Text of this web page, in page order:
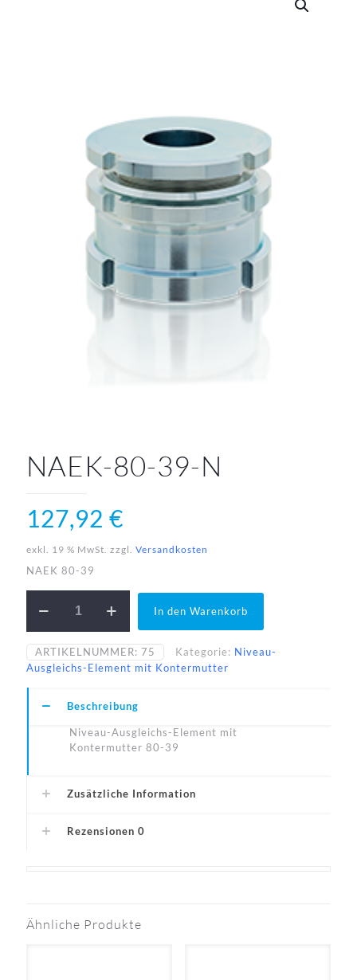
NAEK-80-39-N
127,92 €
exkl. 19 % MwSt. zzgl. Versandkosten
NAEK 80-39
80-
N
Menge
In den Warenkorb
ARTIKELNUMMER: 75 Kategorie: Niveau-
Ausgleichs-Element mit Kontermutter
Beschreibung
Niveau-Ausgleichs-Element mit
Kontermutter 80-39
Zusätzliche Information
Rezensionen 0
Ähnliche Produkte